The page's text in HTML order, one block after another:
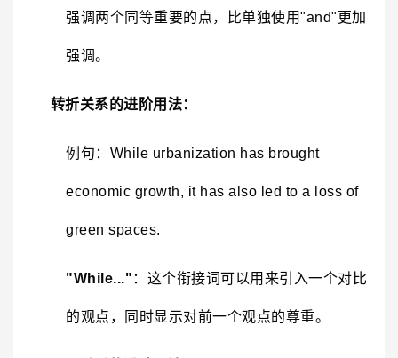
强调两个同等重要的点，比单独使用"and"更加
强调。
转折关系的进阶用法：
例句：While urbanization has brought
economic growth, it has also led to a loss of
green spaces.
"While..." ：这个衔接词可以用来引入一个对比
的观点，同时显示对前一个观点的尊重。